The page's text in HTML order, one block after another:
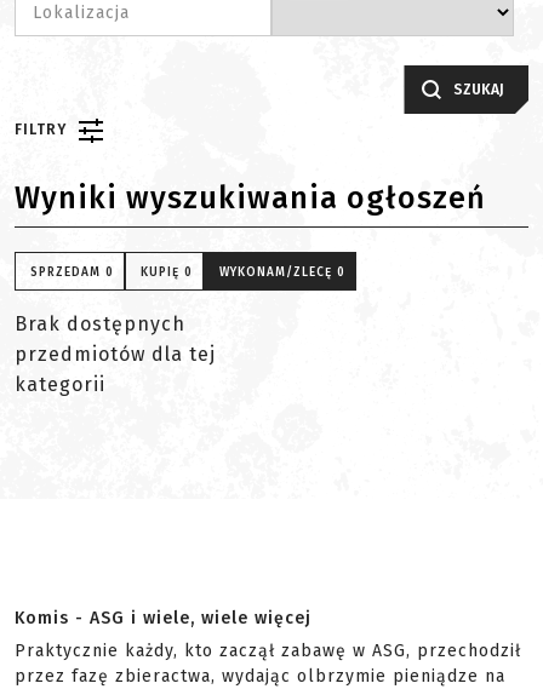
Lokalizacja
SZUKAJ
FILTRY
Wyniki wyszukiwania ogłoszeń
SPRZEDAM 0 KUPIĘ 0 WYKONAM/ZLECĘ 0
Brak dostępnych
przedmiotów dla tej
kategorii
Komis - ASG i wiele, wiele więcej
Praktycznie każdy, kto zaczął zabawę w ASG, przechodził
przez fazę zbieractwa, wydając olbrzymie pieniądze na